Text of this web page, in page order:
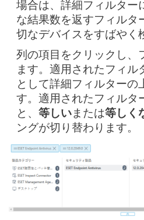
場合は、詳細フィルター
な結果数を返すフィルタ
切なデバイスをすばやく
列の項目をクリックし、
ます。適用されたフィル
として詳細フィルターの
す。適用されたフィルタ
と、 等しいまたは等しく
ングが切り替わります。